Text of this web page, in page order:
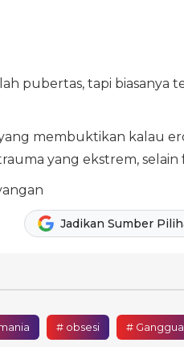
pubertas, tapi biasanya
membuktikan kalau
yang ekstrem, selain
Jadikan Sumber
# obsesi #